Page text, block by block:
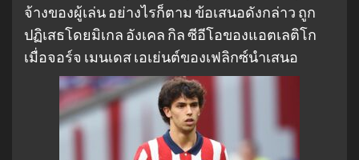
จ้างของผู้เล่น อย่างไรก็ตาม ข้อเสนอดังกล่าว ถูก
ปฏิเสธโดยมิเกล อังเคล กิล ซีอีโอของแอตเลติโก
เมื่อจอร์จ เมนเดส เอเย่นต์ของเฟลิกซ์นำเสนอ